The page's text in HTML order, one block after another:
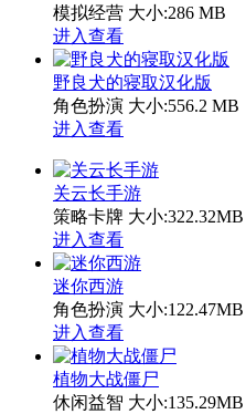
模拟经营 大小:286 MB
进入查看
野良犬的寝取汉化版
角色扮演 大小:556.2 MB
进入查看
关云长手游
策略卡牌 大小:322.32MB
进入查看
迷你西游
角色扮演 大小:122.47MB
进入查看
植物大战僵尸
休闲益智 大小:135.29MB